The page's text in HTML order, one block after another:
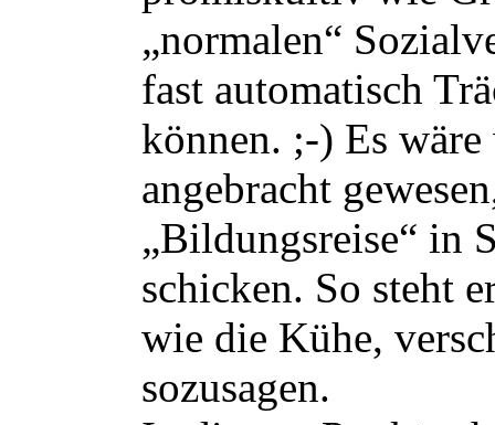
„normalen“
fast automatisch
können. ;-) Es
angebracht
„Bildungsreise“ in
schicken. So steht
wie die Kühe,
sozusagen.